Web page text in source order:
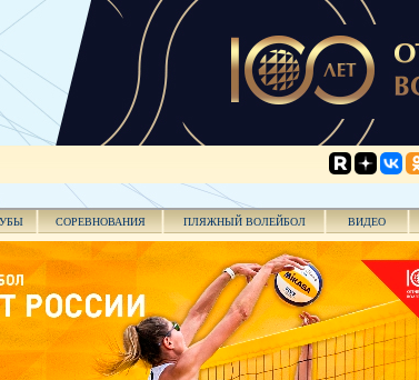
СОРЕВНОВАНИЯ ПЛЯЖНЫЙ ВОЛЕЙБОЛ ВИДЕО